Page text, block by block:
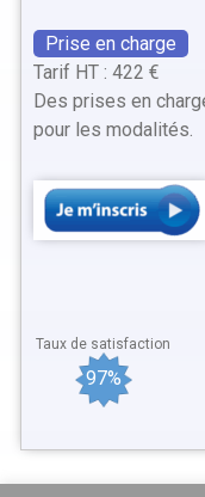
Prise en charge
Tarif HT : 422 €
Des prises en
pour les modalités.
Taux de satisfaction
97%